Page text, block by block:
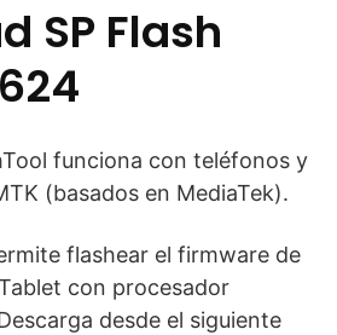
SP Flash
funciona con teléfonos y
(basados en MediaTek).
flashear el firmware de
con procesador
desde el siguiente